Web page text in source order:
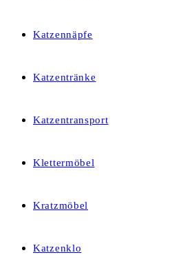
Katzennäpfe
Katzentränke
Katzentransport
Klettermöbel
Kratzmöbel
Katzenklo